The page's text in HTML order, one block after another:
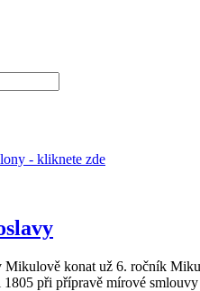
- kliknete zde
Mikulově konat už 6. ročník
při přípravě mírové